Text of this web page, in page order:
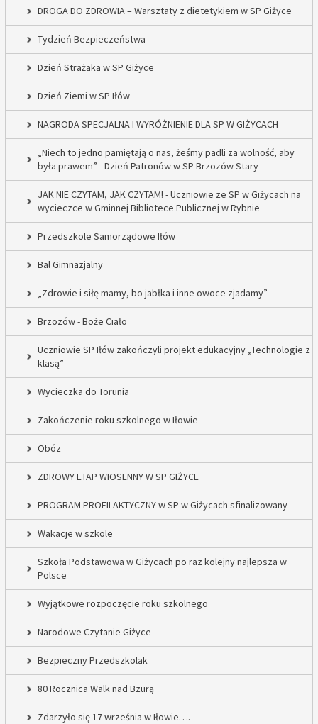
DROGA DO ZDROWIA – Warsztaty z dietetykiem w SP Giżyce
Tydzień Bezpieczeństwa
Dzień Strażaka w SP Giżyce
Dzień Ziemi w SP Iłów
NAGRODA SPECJALNA I WYRÓŻNIENIE DLA SP W GIŻYCACH
„Niech to jedno pamiętają o nas, żeśmy padli za wolność, aby
była prawem” - Dzień Patronów w SP Brzozów Stary
JAK NIE CZYTAM, JAK CZYTAM! - Uczniowie ze SP w Giżycach na
wycieczce w Gminnej Bibliotece Publicznej w Rybnie
Przedszkole Samorządowe Iłów
Bal Gimnazjalny
„Zdrowie i siłę mamy, bo jabłka i inne owoce zjadamy”
Brzozów - Boże Ciało
Uczniowie SP Iłów zakończyli projekt edukacyjny „Technologie z
klasą”
Wycieczka do Torunia
Zakończenie roku szkolnego w Iłowie
Obóz
ZDROWY ETAP WIOSENNY W SP GIŻYCE
PROGRAM PROFILAKTYCZNY w SP w Giżycach sfinalizowany
Wakacje w szkole
Szkoła Podstawowa w Giżycach po raz kolejny najlepsza w
Polsce
Wyjątkowe rozpoczęcie roku szkolnego
Narodowe Czytanie Giżyce
Bezpieczny Przedszkolak
80 Rocznica Walk nad Bzurą
Zdarzyło się 17 września w Iłowie….